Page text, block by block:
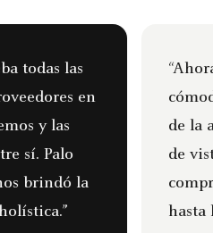
“Ahora me siento
cómodo en cuanto al
de la agencia desde el
de vista de la
compromiso desde el
hasta los ingenieros ha